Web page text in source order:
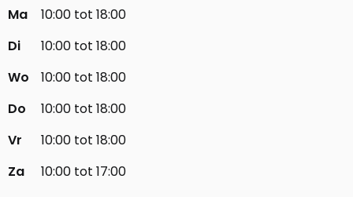
Ma
10:00 tot 18:00
Di
10:00 tot 18:00
Wo
10:00 tot 18:00
Do
10:00 tot 18:00
Vr
10:00 tot 18:00
Za
10:00 tot 17:00